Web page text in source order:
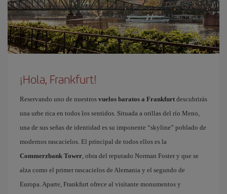
¡Hola, Frankfurt!
Reservando uno de nuestros vuelos baratos a Frankfurt descubrirás
una urbe rica en todos los sentidos. Situada a orillas del río Meno,
una de sus señas de identidad es su imponente “skyline” poblado de
modernos rascacielos. El principal de todos ellos es la
Commerzbank Tower, obra del reputado Norman Foster y que se
alza como el primer rascacielos de Alemania y el segundo de
Europa. Aparte, Frankfurt ofrece al visitante monumentos y